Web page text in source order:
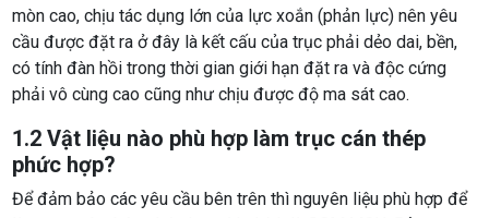
mòn cao, chịu tác dụng lớn của lực xoắn (phản lực) nên yêu
cầu được đặt ra ở đây là kết cấu của trục phải dẻo dai, bền,
có tính đàn hồi trong thời gian giới hạn đặt ra và độc cứng
phải vô cùng cao cũng như chịu được độ ma sát cao.
1.2 Vật liệu nào phù hợp làm trục cán thép
phức hợp?
Để đảm bảo các yêu cầu bên trên thì nguyên liệu phù hợp để